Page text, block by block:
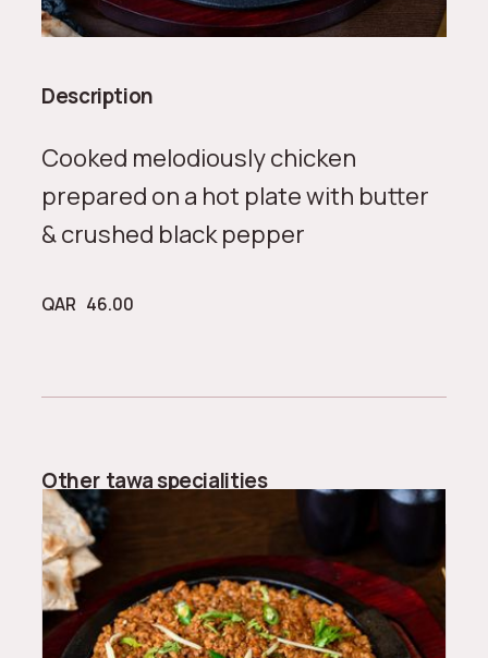
Description
Cooked melodiously chicken
prepared on a hot plate with butter
& crushed black pepper
QAR 46.00
Other tawa specialities